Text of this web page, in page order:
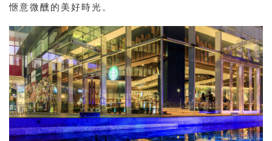
愜意微醺的美好時光。